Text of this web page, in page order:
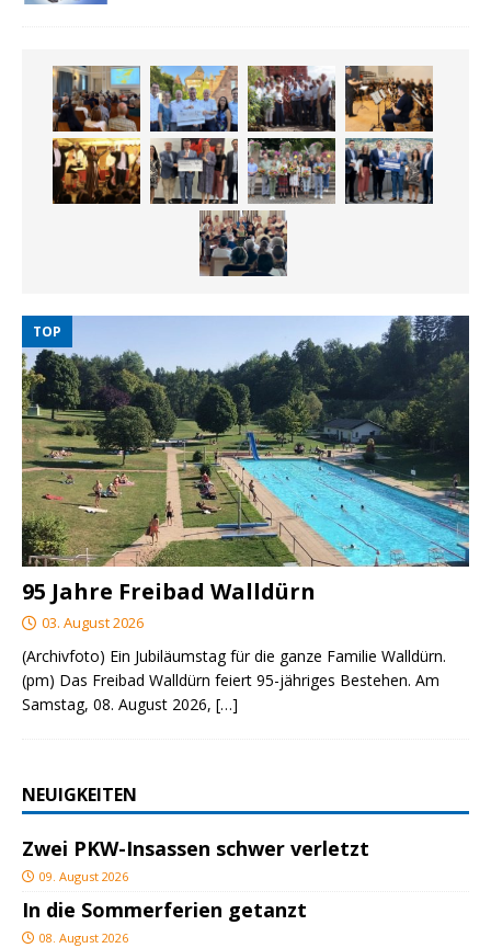
TOP
95 Jahre Freibad Walldürn
03. August 2026
(Archivfoto) Ein Jubiläumstag für die ganze Familie Walldürn.
(pm) Das Freibad Walldürn feiert 95-jähriges Bestehen. Am
Samstag, 08. August 2026, […]
NEUIGKEITEN
Zwei PKW-Insassen schwer verletzt
09. August 2026
In die Sommerferien getanzt
08. August 2026